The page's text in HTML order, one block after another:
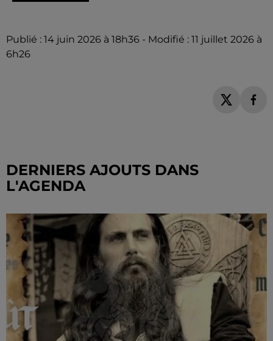
Publié : 14 juin 2026 à 18h36 - Modifié : 11 juillet 2026 à
6h26
DERNIERS AJOUTS DANS
L'AGENDA